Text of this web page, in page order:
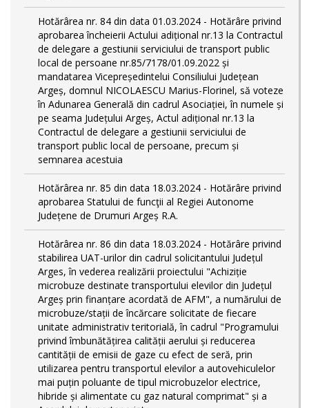
Hotărârea nr. 84 din data 01.03.2024 - Hotărâre privind
aprobarea încheierii Actului adițional nr.13 la Contractul
de delegare a gestiunii serviciului de transport public
local de persoane nr.85/7178/01.09.2022 și
mandatarea Vicepreședintelui Consiliului Județean
Argeș, domnul NICOLAESCU Marius-Florinel, să voteze
în Adunarea Generală din cadrul Asociației, în numele și
pe seama Județului Argeș, Actul adițional nr.13 la
Contractul de delegare a gestiunii serviciului de
transport public local de persoane, precum și
semnarea acestuia
Hotărârea nr. 85 din data 18.03.2024 - Hotărâre privind
aprobarea Statului de funcţii al Regiei Autonome
Județene de Drumuri Argeș R.A.
Hotărârea nr. 86 din data 18.03.2024 - Hotărâre privind
stabilirea UAT-urilor din cadrul solicitantului Județul
Arges, în vederea realizării proiectului "Achiziție
microbuze destinate transportului elevilor din Județul
Argeș prin finanțare acordată de AFM", a numărului de
microbuze/stații de încărcare solicitate de fiecare
unitate administrativ teritorială, în cadrul "Programului
privind îmbunătățirea calității aerului și reducerea
cantității de emisii de gaze cu efect de seră, prin
utilizarea pentru transportul elevilor a autovehiculelor
mai puțin poluante de tipul microbuzelor electrice,
hibride și alimentate cu gaz natural comprimat" și a